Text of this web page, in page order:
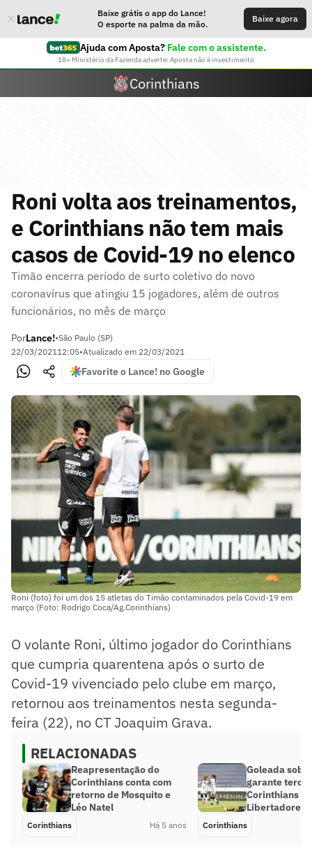
Baixe grátis o app do Lance!
O esporte na palma da mão.
Baixe agora
Ajuda com Aposta? Fale com o assistente.
18+ Ministério da Fazenda adverte: Aposta não é investimento
Corinthians
Roni volta aos treinamentos,
e Corinthians não tem mais
casos de Covid-19 no elenco
Timão encerra período de surto coletivo do novo
coronavírus que atingiu 15 jogadores, além de outros
funcionários, no mês de março
PorLance!•São Paulo (SP)
22/03/202112:05•Atualizado em 22/03/2021
Favorite o Lance! no Google
Roni (foto) foi um dos 15 atletas do Timão contaminados pela Covid-19 em
março (Foto: Rodrigo Coca/Ag.Corinthians)
O volante Roni, último jogador do Corinthians
que cumpria quarentena após o surto de
Covid-19 vivenciado pelo clube em março,
retornou aos treinamentos nesta segunda-
feira (22), no CT Joaquim Grava.
RELACIONADAS
Reapresentação do
Corinthians conta com
retorno de Mosquito e
Léo Natel
Corinthians Há 5 anos
Goleada sobre
garante
Corinthians na
Libertadores
Corinthians